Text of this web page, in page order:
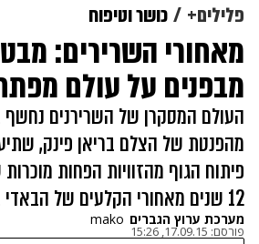
פלילים+ כושר וטיפוח
מאחורי השרירים: מבט
מבפנים על עולם
העולם המסקרן של השרירנים
מהפנטת של הצלם בריאן פינק,
פיתוח הגוף מהזוויות הפחות
12 שנים מאחורי הקלעים של הבאדי בילדרים
מערכת ערוץ הגברים mako
פורסם: 17.09.15, 15:26